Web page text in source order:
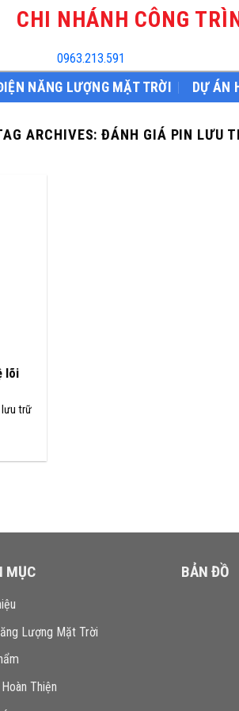
CHI NHÁNH CÔNG
0963.213.591
NĂNG LƯỢNG MẶT TRỜI DỰ ÁN
ARCHIVES:ĐÁNH GIÁ PIN LƯU
lõi
lưu trữ
MỤC
Lượng Mặt Trời
Thiện
BẢN ĐỒ